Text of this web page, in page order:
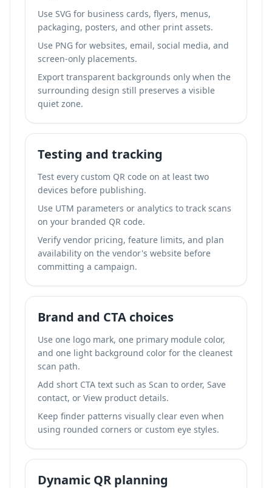
Use SVG for business cards, flyers, menus,
packaging, posters, and other print assets.
Use PNG for websites, email, social media, and
screen-only placements.
Export transparent backgrounds only when the
surrounding design still preserves a visible
quiet zone.
Testing and tracking
Test every custom QR code on at least two
devices before publishing.
Use UTM parameters or analytics to track scans
on your branded QR code.
Verify vendor pricing, feature limits, and plan
availability on the vendor's website before
committing a campaign.
Brand and CTA choices
Use one logo mark, one primary module color,
and one light background color for the cleanest
scan path.
Add short CTA text such as Scan to order, Save
contact, or View product details.
Keep finder patterns visually clear even when
using rounded corners or custom eye styles.
Dynamic QR planning